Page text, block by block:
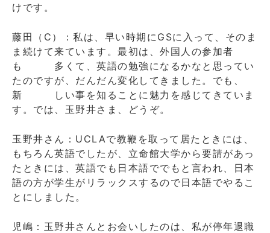
けです。
藤田（C）：私は、早い時期にGSに入って、そのま
ま続けて来ています。最初は、外国人の参加者
も 多くて、英語の勉強になるかなと思ってい
たのですが、だんだん変化してきました。でも、
新 しい事を知ることに魅力を感じてきていま
す。では、玉野井さま、どうぞ。
玉野井さん：UCLAで教鞭を取って居たときには、
もちろん英語でしたが、立命館大学から要請があっ
たときには、英語でも日本語ででもと言われ、日本
語の方が学生がリラックスするので日本語でやるこ
とにしました。
児嶋：玉野井さんとお会いしたのは、私が停年退職